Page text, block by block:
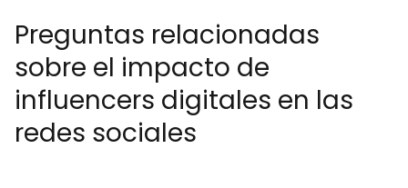
Preguntas relacionadas
sobre el impacto de
influencers digitales en las
redes sociales